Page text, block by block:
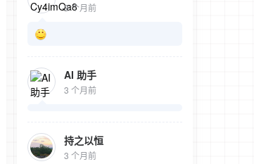
3 个月前
AI 助手
3 个月前
持之以恒
3 个月前